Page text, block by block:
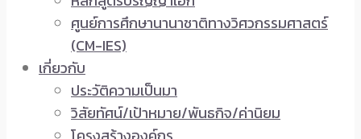
ศูนย์การศึกษานานาชาติทางวิศวกรรมศาสตร์
(CM-IES)
เกี่ยวกับ
ประวัติความเป็นมา
วิสัยทัศน์/เป้าหมาย/พันธกิจ/ค่านิยม